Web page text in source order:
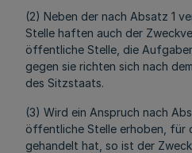
(2) Neben der nach Absatz 1
Stelle haften auch der
öffentliche Stelle, die
gegen sie richten sich nach
des Sitzstaats.
(3) Wird ein Anspruch nach
öffentliche Stelle erhoben, für
gehandelt hat, so ist der